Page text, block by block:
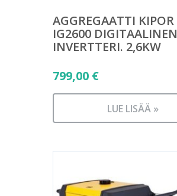
AGGREGAATTI KIPOR
IG2600 DIGITAALINEN
INVERTTERI. 2,6KW
799,00 €
LUE LISÄÄ »